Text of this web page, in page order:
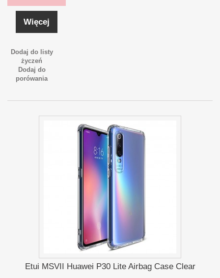
Więcej
Dodaj do listy
życzeń
Dodaj do
porówania
Etui MSVII Huawei P30 Lite Airbag Case Clear